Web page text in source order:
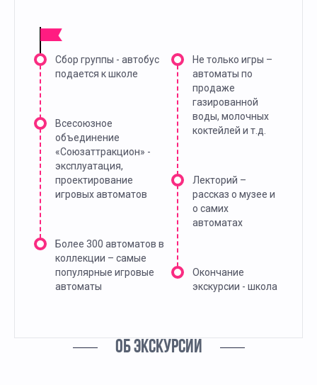
Сбор группы - автобус
подается к школе
Всесоюзное
объединение
«Союзаттракцион» -
эксплуатация,
проектирование
игровых автоматов
Более 300 автоматов в
коллекции – самые
популярные игровые
автоматы
Не только игры –
автоматы по
продаже
газированной
воды, молочных
коктейлей и т.д.
Лекторий –
рассказ о музее и
о самих
автоматах
Окончание
экскурсии - школа
ОБ ЭКСКУРСИИ